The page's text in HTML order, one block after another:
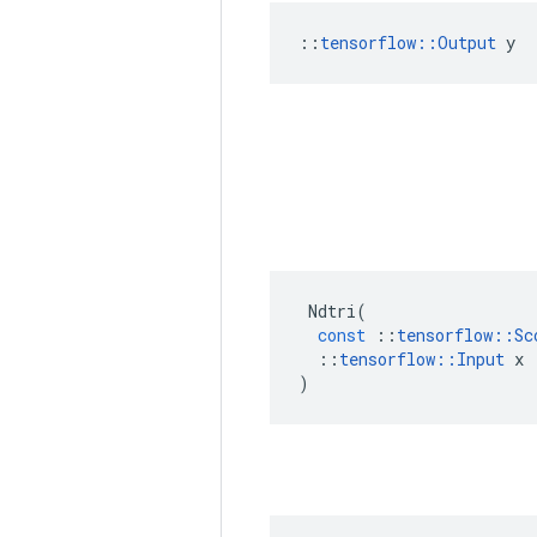
:: tensorflow::Output y
Ndtri(
const
:: tensorflow ::
:: tensorflow :: Input x
)